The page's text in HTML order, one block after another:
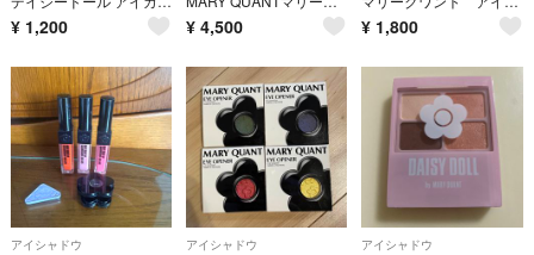
¥ 1,200 ¥ 4,500 ¥ 1,800
アイシャドウ アイシャドウ アイシャドウ